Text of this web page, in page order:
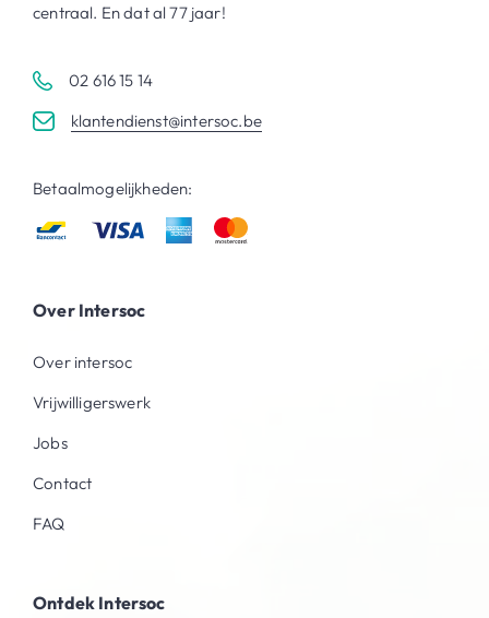
centraal. En dat al 77 jaar!
02 616 15 14
klantendienst@intersoc.be
Betaalmogelijkheden:
Over Intersoc
Over intersoc
Vrijwilligerswerk
Jobs
Contact
FAQ
Ontdek Intersoc